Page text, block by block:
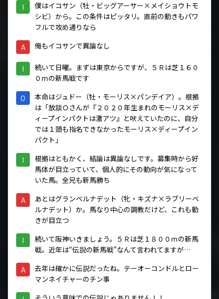
I
僕はイコサン（牡・ビッグアーサー×メイショウトモ
シビ）から。この条件はピッタリ。直前の動きもパワ
フルで攻め通りなら
A 俺もイコサンで異論なし
I
続いて日曜。まずは東京からですが、５Ｒは芝１６０
０ｍの新馬戦です
O
本命はジュドー（牡・モーリス×パンデイア）。根拠
は「放談Ｏさんが『２０２０年生まれのモーリス×デ
ィープインパクトは激アツ』と吠えていたのに、自分
では１頭も指名できなかったモーリス×ディープイン
パクト」
I
根拠はともかく、結論は異論なしです。募集時から好
馬体が目立っていて、個人的にその動向が気になって
いた馬。全兄も新馬勝ち
A
あとはグランベルナデット（牝・キズナ×ラブリーベ
ルナデット）か。馬なり中心の調教だけど、これも動
きが目立つ
I
続いて阪神いきましょう。５Ｒは芝１８００ｍの新馬
戦。近年は“伝説の新馬戦”なんて言われてますが…
A
去年は確かに伝説だったね。テーオーコンドルとロー
マンネイチャーのチン事